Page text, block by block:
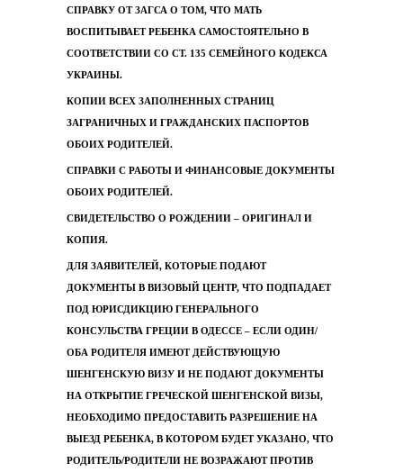
СПРАВКУ ОТ ЗАГСА О ТОМ, ЧТО МАТЬ
ВОСПИТЫВАЕТ РЕБЕНКА САМОСТОЯТЕЛЬНО В
СООТВЕТСТВИИ СО СТ. 135 СЕМЕЙНОГО КОДЕКСА
УКРАИНЫ.
КОПИИ ВСЕХ ЗАПОЛНЕННЫХ СТРАНИЦ
ЗАГРАНИЧНЫХ И ГРАЖДАНСКИХ ПАСПОРТОВ
ОБОИХ РОДИТЕЛЕЙ.
СПРАВКИ С РАБОТЫ И ФИНАНСОВЫЕ ДОКУМЕНТЫ
ОБОИХ РОДИТЕЛЕЙ.
СВИДЕТЕЛЬСТВО О РОЖДЕНИИ – ОРИГИНАЛ И
КОПИЯ.
ДЛЯ ЗАЯВИТЕЛЕЙ, КОТОРЫЕ ПОДАЮТ
ДОКУМЕНТЫ В ВИЗОВЫЙ ЦЕНТР, ЧТО ПОДПАДАЕТ
ПОД ЮРИСДИКЦИЮ ГЕНЕРАЛЬНОГО
КОНСУЛЬСТВА ГРЕЦИИ В ОДЕССЕ – ЕСЛИ ОДИН/
ОБА РОДИТЕЛЯ ИМЕЮТ ДЕЙСТВУЮЩУЮ
ШЕНГЕНСКУЮ ВИЗУ И НЕ ПОДАЮТ ДОКУМЕНТЫ
НА ОТКРЫТИЕ ГРЕЧЕСКОЙ ШЕНГЕНСКОЙ ВИЗЫ,
НЕОБХОДИМО ПРЕДОСТАВИТЬ РАЗРЕШЕНИЕ НА
ВЫЕЗД РЕБЕНКА, В КОТОРОМ БУДЕТ УКАЗАНО, ЧТО
РОДИТЕЛЬ/РОДИТЕЛИ НЕ ВОЗРАЖАЮТ ПРОТИВ